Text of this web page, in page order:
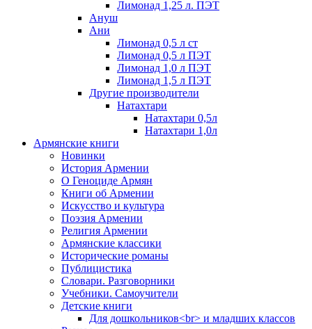
Лимонад 1,25 л. ПЭТ
Ануш
Ани
Лимонад 0,5 л ст
Лимонад 0,5 л ПЭТ
Лимонад 1,0 л ПЭТ
Лимонад 1,5 л ПЭТ
Другие производители
Натахтари
Натахтари 0,5л
Натахтари 1,0л
Армянские книги
Новинки
История Армении
О Геноциде Армян
Книги об Армении
Иcкусство и культура
Поэзия Армении
Религия Армении
Армянские классики
Исторические романы
Публицистика
Словари. Разговорники
Учебники. Самоучители
Детские книги
Для дошкольников<br> и младших классов